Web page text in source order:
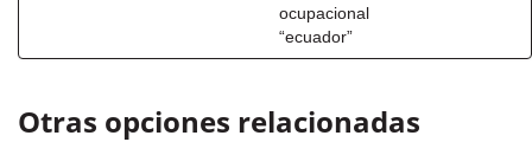
ocupacional
“ecuador”
Otras opciones relacionadas